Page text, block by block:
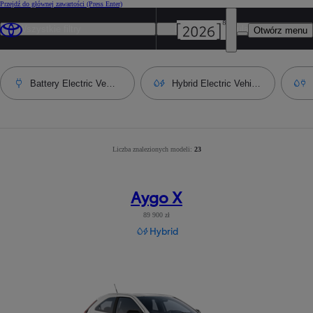
Przejdź do głównej zawartości (Press Enter)
Otwórz menu
Wszystkie filtry Najbardziej popularny
Battery Electric Vehicle Hybrid Electric Vehicle
Liczba wyników po zastosowaniu filtrów
Liczba znalezionych modeli: 23
Aygo X
89 900 zł
Hybrid